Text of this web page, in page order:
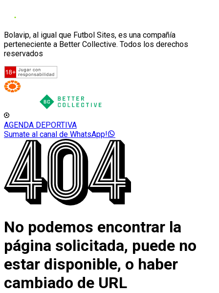
Bolavip, al igual que Futbol Sites, es una compañía
perteneciente a Better Collective. Todos los derechos
reservados
AGENDA DEPORTIVA
Sumate al canal de WhatsApp!
No podemos encontrar la
página solicitada, puede no
estar disponible, o haber
cambiado de URL